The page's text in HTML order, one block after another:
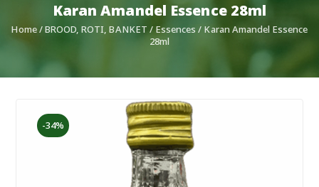
Karan Amandel Essence 28ml
Home/BROOD, ROTI, BANKET / Essences / Karan Amandel Essence
28ml
-34%